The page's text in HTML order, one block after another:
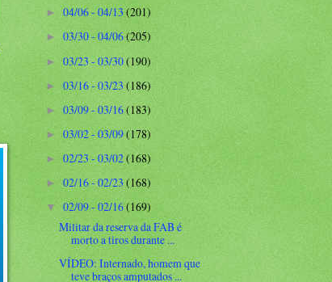
►04/06 - 04/13 (201)
►03/30 - 04/06(205)
►03/23 - 03/30(190)
►03/16 - 03/23(186)
►03/09 - 03/16(183)
►03/02 - 03/09(178)
► 02/23 - 03/02(168)
►02/16 - 02/23(168)
▼02/09 - 02/16(169)
Militar da reserva da FAB é
morto a tiros durante ...
VÍDEO: Internado, homem que
teve braços amputados ...